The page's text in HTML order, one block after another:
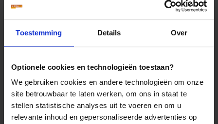
Toestemming Details Over
Optionele cookies en technologieën toestaan?
We gebruiken cookies en andere technologieën om onze
site betrouwbaar te laten werken, om ons in staat te
stellen statistische analyses uit te voeren en om u
relevante inhoud en gepersonaliseerde advertenties op